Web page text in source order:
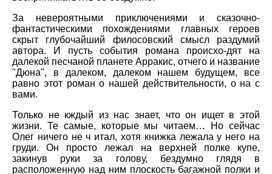
За невероятными приключениями и сказочно-
фантастическими похождениями главных героев
скрыт глубочайший филосовский смысл раздумий
автора. И пусть события романа происхо-дят на
далекой песчаной планете Арракис, отчего и название
"Дюна", в далеком, далеком нашем будущем, все
равно этот роман о нашей действительности, о на с
вами.
Только не кждый из нас знает, что он ищет в этой
жизни. Те самые, которые мы читаем… Но сейчас
Олег ничего не ч итал, хотя книжка лежала у него на
груди. Он просто лежал на верхней полке купе,
закинув руки за голову, бездумно глядя в
расположенную над ним плоскость багажной полки и